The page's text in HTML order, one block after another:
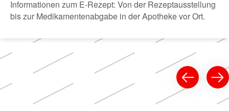
Informationen zum E-Rezept: Von der Rezeptausstellung
bis zur Medikamentenabgabe in der Apotheke vor Ort.